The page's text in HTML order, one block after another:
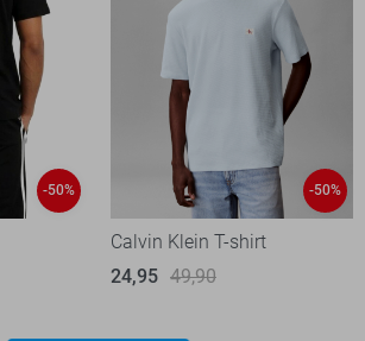
-50% -50%
Calvin Klein T-shirt
24,95 49,90